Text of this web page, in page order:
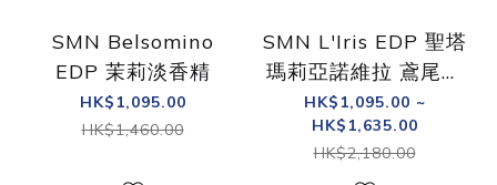
SMN Belsomino
EDP 茉莉淡香精
HK$1,095.00
HK$1,460.00
SMN L'Iris EDP 聖塔
瑪莉亞諾維拉 鳶尾淡
香精 50/100ml
HK$1,095.00 ~
HK$1,635.00
HK$2,180.00